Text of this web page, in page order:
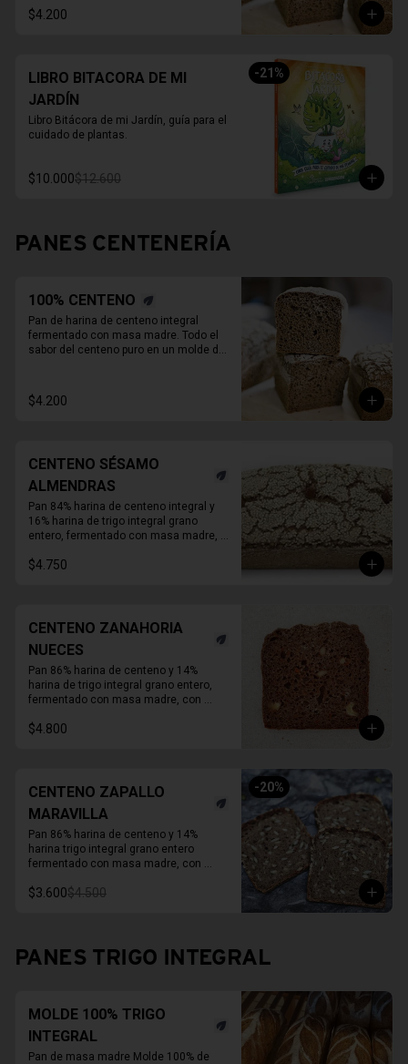
En primavera verano REFRIGERAR
INMEDIATAMENTE.
$4.200
-21 %
LIBRO BITACORA DE MI
JARDÍN
Libro Bitácora de mi Jardín, guía para el
cuidado de plantas.
$10.000$12.600
PANES CENTENERÍA
100% CENTENO
Pan de harina de centeno integral
fermentado con masa madre. Todo el
sabor del centeno puro en un molde de
En primavera verano REFRIGERAR
INMEDIATAMENTE.
$4.200
CENTENO SÉSAMO
ALMENDRAS
Pan 84% harina de centeno integral y
16% harina de trigo integral grano
entero, fermentado con masa madre,
activadas.
15 a 20 días.
$4.750
CENTENO ZANAHORIA
NUECES
Pan 86% harina de centeno y 14%
harina de trigo integral grano entero,
fermentado con masa madre, con
un toque de melaza.
$4.800
-20%
CENTENO ZAPALLO
MARAVILLA
Pan 86% harina de centeno y 14%
harina trigo integral grano entero
fermentado con masa madre, con
Molde de 1 KG.
En primavera verano REFRIGERAR
INMEDIATAMENTE.
$3.600$4.500
PANES TRIGO INTEGRAL
MOLDE 100% TRIGO
INTEGRAL
Pan de masa madre Molde 100% de